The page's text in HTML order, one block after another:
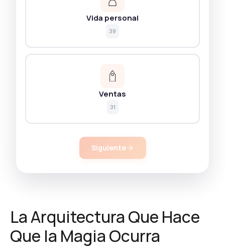
Vida personal
39
Ventas
31
Siguiente
La Arquitectura Que Hace
Que la Magia Ocurra